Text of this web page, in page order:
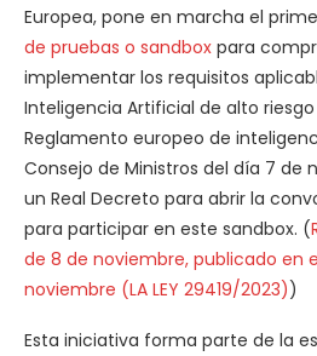
Europea, pone en marcha el
de pruebas o sandbox para
implementar los requisitos
Inteligencia Artificial de alto
Reglamento europeo de
Consejo de Ministros del día 7 de
un Real Decreto para abrir la
para participar en este sandbox. (
de 8 de noviembre, publicado en
noviembre (LA LEY 29419/2023))
Esta iniciativa forma parte de la